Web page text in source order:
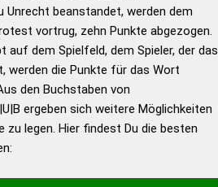
Duden – Standardwerk in 12
Bänden
Duden – Richtiges und gutes
Deutsch
Duden – Die deutsche Grammatik
Duden – Deutsches
Unrecht beanstandet, werden dem
vortrug, zehn Punkte abgezogen.
auf dem Spielfeld, dem Spieler, der das
werden die Punkte für das Wort
den Buchstaben von
ergeben sich weitere Möglichkeiten
zu legen. Hier findest Du die besten